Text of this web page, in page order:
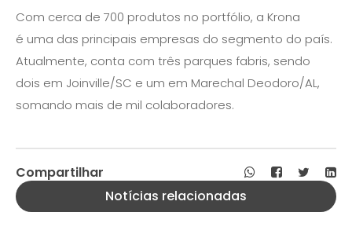
Com cerca de 700 produtos no portfólio, a Krona
é uma das principais empresas do segmento do país.
Atualmente, conta com três parques fabris, sendo
dois em Joinville/SC e um em Marechal Deodoro/AL,
somando mais de mil colaboradores.
Compartilhar
Notícias relacionadas